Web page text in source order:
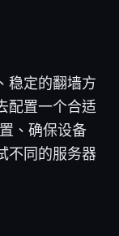
稳定的翻墙方
配置一个合适
、确保设备
不同的服务器